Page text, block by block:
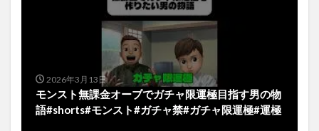
2026年3月13日
モンスト無課金オーブでガチャ限運極目指す男の物
語#shorts#モンスト#ガチャ禁#ガチャ限運極#運極